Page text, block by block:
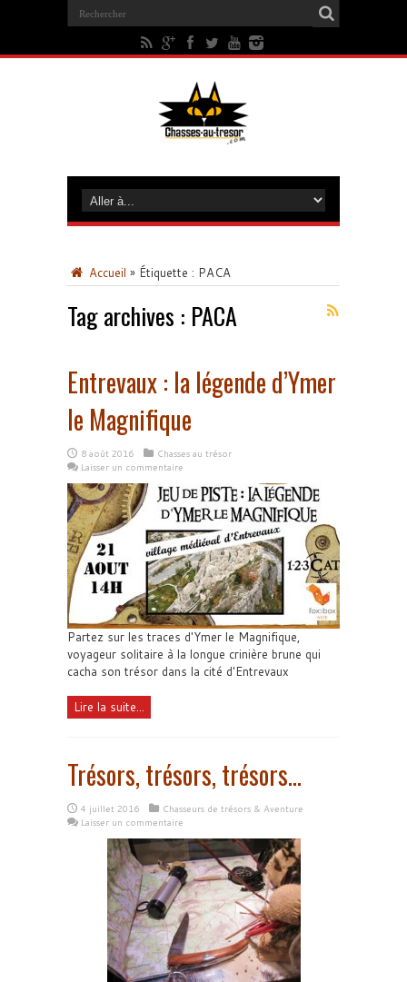
Accueil » Étiquette : PACA
Tag archives : PACA
Entrevaux : la légende d’Ymer
le Magnifique
8 août 2016
Chasses au trésor
Laisser un commentaire
Partez sur les traces d'Ymer le Magnifique,
voyageur solitaire à la longue crinière brune qui
cacha son trésor dans la cité d'Entrevaux
Lire la suite...
Trésors, trésors, trésors…
4 juillet 2016
Chasseurs de trésors & Aventure
Laisser un commentaire